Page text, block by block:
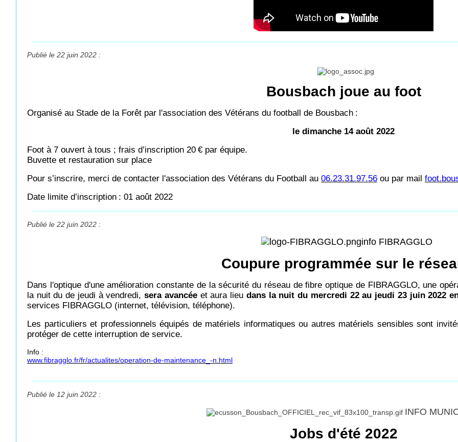
Publié le 22 juin 2022 :
Bousbach joue au foot
Organisé au Stade de la Forêt par l'association des Vétérans du football de Bousbach :
le dimanche 14 août 2022
Foot à 7 ouvert à tous ; frais d’inscription 20 € par équipe.
Buvette et restauration sur place
Pour s’inscrire, merci de contacter l'association des Vétérans du Football au 06.23.31.97.56 ou par mail
Date limite d’inscription : 01 août 2022
Publié le 22 juin 2022 :
info FIBRAGGLO
Coupure programmée sur le
Dans l'optique d'une amélioration constante de la sécurité du réseau de fibre optique de FIBRAGGLO, une
la nuit du de jeudi à vendredi,sera avancéeet aura lieu dans la nuit du mercredi 22 au jeudi 23 juin 2022
services FIBRAGGLO (internet, télévision, téléphone).
Les particuliers et professionnels équipés de matériels informatiques ou autres matériels sensibles sont
protéger de cette interruption de service.
Info :
www.fibragglo.fr/fr/actualites/operation-de-maintenance_-n.html
Publié le 12 juin 2022 :
INFO
Jobs d'été 2022